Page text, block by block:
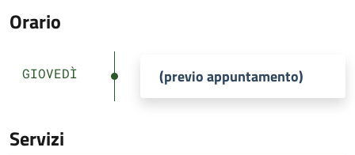
Orario
GIOVEDÌ (previo appuntamento)
Servizi